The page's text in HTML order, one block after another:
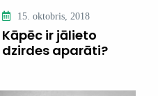
15. oktobris, 2018
Kāpēc ir jālieto
dzirdes aparāti?